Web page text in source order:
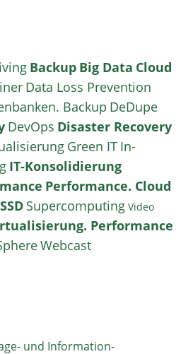
Backup Big Data Cloud
Data Loss Prevention
Backup DeDupe
DevOps Disaster Recovery
Green IT In-
IT-Konsolidierung
Performance. Cloud
SSD Supercomputing Video
Performance
Webcast
und Information-